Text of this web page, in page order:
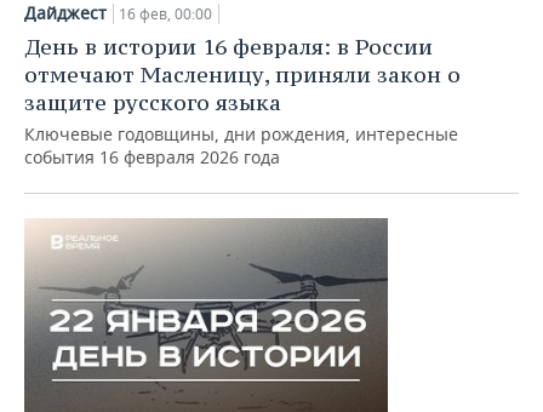
Дайджест 16 фев, 00:00
День в истории 16 февраля: в России
отмечают Масленицу, приняли закон о
защите русского языка
Ключевые годовщины, дни рождения, интересные
события 16 февраля 2026 года